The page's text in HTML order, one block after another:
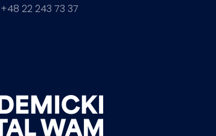
+48 22 243 73 37